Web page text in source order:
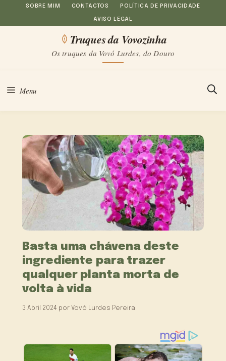
Saltar
para
conteúdo
SOBRE MIM CONTACTOS POLÍTICA DE PRIVACIDADE
AVISO LEGAL
Truques da Vovozinha
Os truques da Vovó Lurdes, do Douro
Menu
Basta uma chávena deste
ingrediente para trazer
qualquer planta morta de
volta à vida
3 Abril 2024 por Vovó Lurdes Pereira